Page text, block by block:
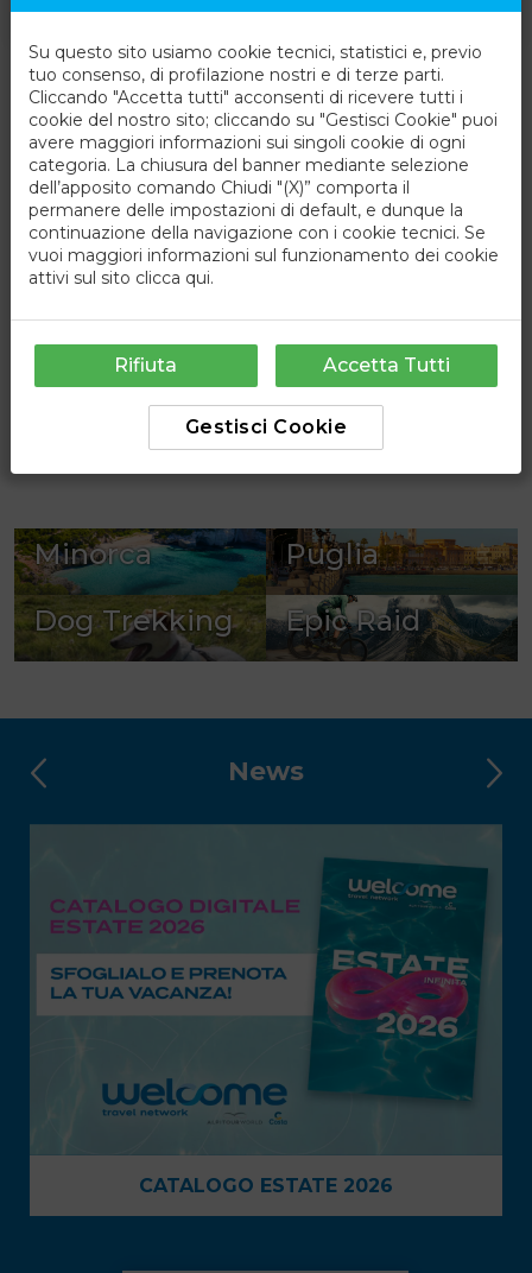
3notti
Minorca
Puglia
Dog Trekking
Epic Raid
News
INTELLIGENZA ARTIFICIALE O AGENZIA
INTELLIGENTE?
Su questo sito usiamo cookie tecnici, statistici e, previo
tuo consenso, di profilazione nostri e di terze parti.
Cliccando "Accetta tutti" acconsenti di ricevere tutti i
cookie del nostro sito; cliccando su "Gestisci Cookie" puoi
avere maggiori informazioni sui singoli cookie di ogni
categoria. La chiusura del banner mediante selezione
dell’apposito comando Chiudi "(X)” comporta il
permanere delle impostazioni di default, e dunque la
continuazione della navigazione con i cookie tecnici. Se
vuoi maggiori informazioni sul funzionamento dei cookie
attivi sul sito clicca qui.
Gestisci Cookie
Rifiuta Accetta Tutti